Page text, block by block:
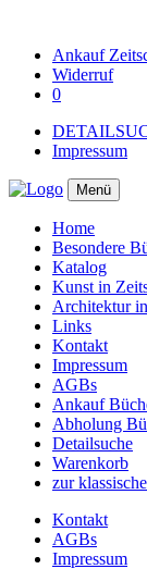
Ankauf
Widerruf
0
Impressum
Menü
Home
Besondere
Katalog
Kunst in
Architektur
Links
Kontakt
Impressum
AGBs
Ankauf
Abholung
Detailsuche
Warenkorb
zur
Kontakt
AGBs
Impressum